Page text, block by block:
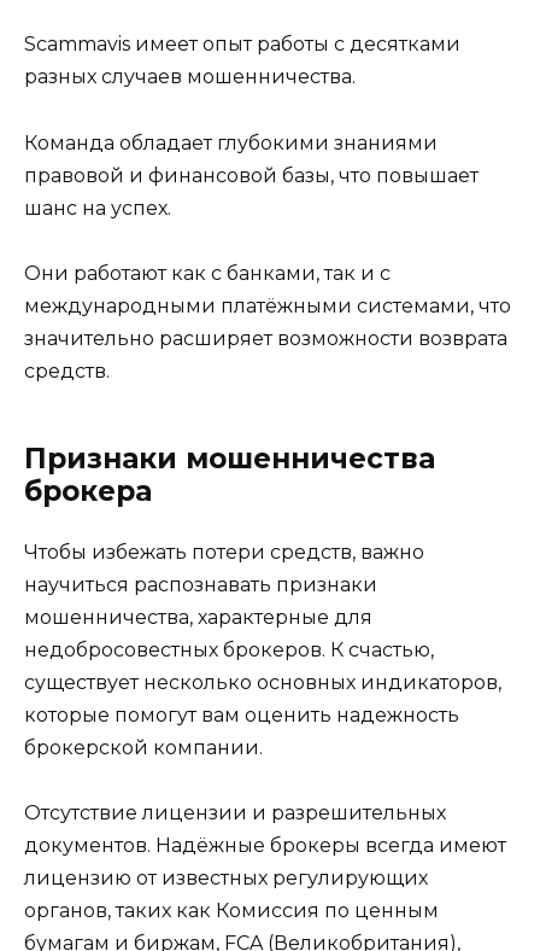
Scammavis имеет опыт работы с десятками
разных случаев мошенничества.
Команда обладает глубокими знаниями
правовой и финансовой базы, что повышает
шанс на успех.
Они работают как с банками, так и с
международными платёжными системами, что
значительно расширяет возможности возврата
средств.
Признаки мошенничества
брокера
Чтобы избежать потери средств, важно
научиться распознавать признаки
мошенничества, характерные для
недобросовестных брокеров. К счастью,
существует несколько основных индикаторов,
которые помогут вам оценить надежность
брокерской компании.
Отсутствие лицензии и разрешительных
документов. Надёжные брокеры всегда имеют
лицензию от известных регулирующих
органов, таких как Комиссия по ценным
бумагам и биржам, FCA (Великобритания),